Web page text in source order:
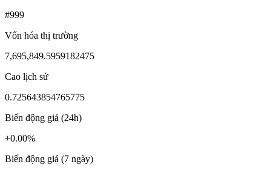
#999
Vốn hóa thị trường
7,695,849.5959182475
Cao lịch sử
0.725643854765775
Biến động giá (24h)
+0.00%
Biến động giá (7 ngày)